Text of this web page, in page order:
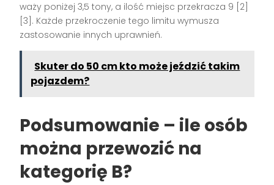
waży poniżej 3,5 tony, a ilość miejsc przekracza 9 [2]
[3] . Każde przekroczenie tego limitu wymusza
zastosowanie innych uprawnień.
Skuter do 50 cm kto może jeździć takim
pojazdem?
Podsumowanie – ile osób
można przewozić na
kategorię B?